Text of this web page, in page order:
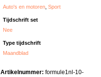
Auto's en motoren ,Sport
Tijdschrift set
Nee
Type tijdschrift
Maandblad
Artikelnummer: formule1nl-10-